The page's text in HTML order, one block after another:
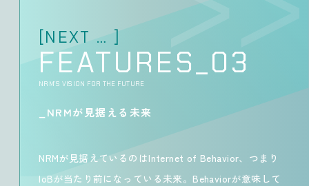
[NEXT … ]
FEATURES_03
NRM’S VISION FOR THE FUTURE
_NRMが見据える未来
NRMが見据えているのはInternet of Behavior、つまり
IoBが当たり前になっている未来。Behaviorが意味して